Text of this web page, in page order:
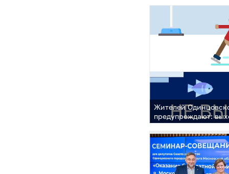
Жителей
предупреждают:
нельзя!